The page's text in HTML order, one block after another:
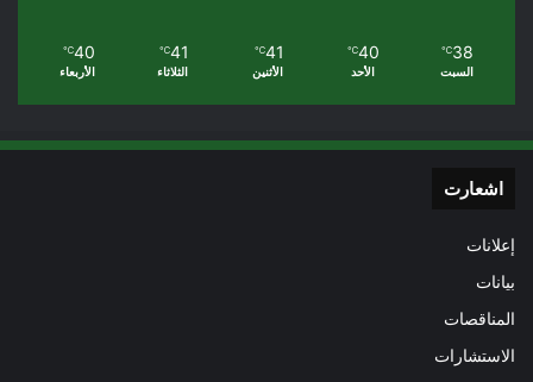
38
℃
السبت
40
℃
الأحد
41
℃
الأثنين
41
℃
الثلاثاء
40
℃
الأربعاء
اشعارت
إعلانات
بيانات
المناقصات
الاستشارات